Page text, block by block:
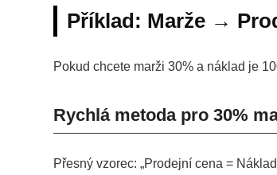
Příklad: Marže →
Pokud chcete marži 30% a náklad je
Rychlá metoda pro 30%
Přesný vzorec: „Prodejní cena =